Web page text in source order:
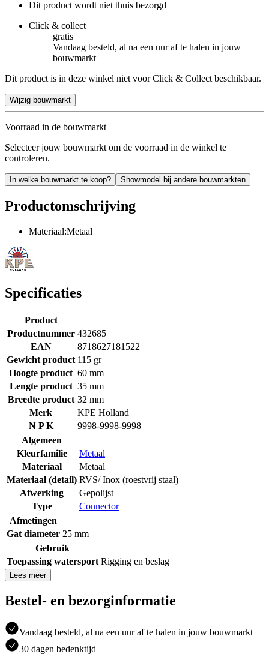
Dit product wordt niet thuis bezorgd
Click & collect
gratis
Vandaag besteld, al na een uur af te halen in jouw
bouwmarkt
Dit product is in deze winkel niet voor Click & Collect beschikbaar.
Wijzig bouwmarkt
Voorraad in de bouwmarkt
Selecteer jouw bouwmarkt om de voorraad in de winkel te
controleren.
In welke bouwmarkt te koop? Showmodel bij andere bouwmarkten
Productomschrijving
Materiaal:Metaal
Specificaties
Product
Productnummer 432685
EAN
8718627181522
Gewicht product 115 gr
Hoogte product 60 mm
Lengte product 35 mm
Breedte product 32 mm
Merk
KPE Holland
N P K
9998-9998-9998
Algemeen
Kleurfamilie
Metaal
Materiaal
Metaal
Materiaal (detail) RVS/ Inox (roestvrij staal)
Afwerking
Gepolijst
Type
Connector
Afmetingen
Gat diameter 25 mm
Gebruik
Toepassing watersport Rigging en beslag
Lees meer
Bestel- en bezorginformatie
Vandaag besteld, al na een uur af te halen in jouw bouwmarkt
30 dagen bedenktijd